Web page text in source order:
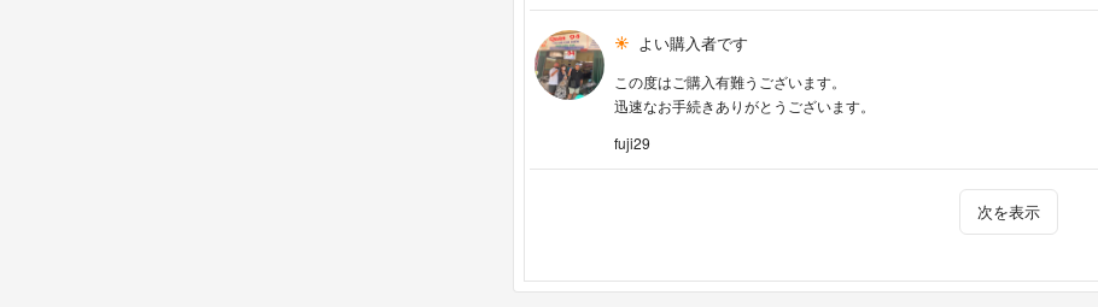
よい購入者です
この度はご購入有難うございます。
迅速なお手続きありがとうございます。
fuji29
次を表示